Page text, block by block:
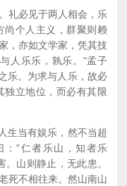
必见于两人相会，乐
尚个人主义，群聚则赖
，亦如文学家，凭其技
人乐乐，孰乐。"孟子
乐。为求与人乐，故必
独立地位，而必有其限
当有娱乐，然不当超
："仁者乐山，知者乐
山则静止，无此患。
死不相往来。然山南山